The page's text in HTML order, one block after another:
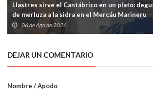
Llastres sirve el Cantábrico en un plato:
de merluza a la sidra en el Mercáu Marineru
06 de Ago de 2026
DEJAR UN COMENTARIO
Nombre / Apodo